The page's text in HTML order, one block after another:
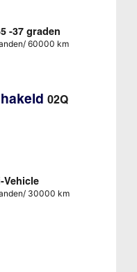
-37 graden
60000 km
02Q
Vehicle
30000 km